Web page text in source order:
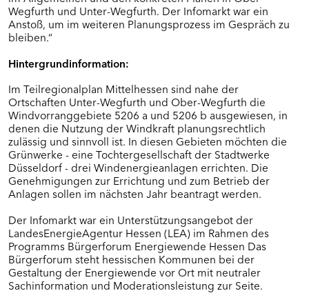
Wegfurth und Unter-Wegfurth. Der Infomarkt war ein
Anstoß, um im weiteren Planungsprozess im Gespräch zu
bleiben.“
Hintergrundinformation:
Im Teilregionalplan Mittelhessen sind nahe der
Ortschaften Unter-Wegfurth und Ober-Wegfurth die
Windvorranggebiete 5206 a und 5206 b ausgewiesen, in
denen die Nutzung der Windkraft planungsrechtlich
zulässig und sinnvoll ist. In diesen Gebieten möchten die
Grünwerke - eine Tochtergesellschaft der Stadtwerke
Düsseldorf - drei Windenergieanlagen errichten. Die
Genehmigungen zur Errichtung und zum Betrieb der
Anlagen sollen im nächsten Jahr beantragt werden.
Der Infomarkt war ein Unterstützungsangebot der
LandesEnergieAgentur Hessen (LEA) im Rahmen des
Programms Bürgerforum Energiewende Hessen Das
Bürgerforum steht hessischen Kommunen bei der
Gestaltung der Energiewende vor Ort mit neutraler
Sachinformation und Moderationsleistung zur Seite.